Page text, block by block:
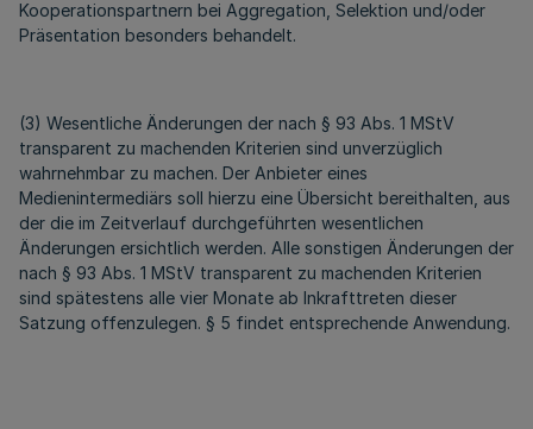
Kooperationspartnern bei Aggregation, Selektion und/oder
Präsentation besonders behandelt.
(3) Wesentliche Änderungen der nach § 93 Abs. 1 MStV
transparent zu machenden Kriterien sind unverzüglich
wahrnehmbar zu machen. Der Anbieter eines
Medienintermediärs soll hierzu eine Übersicht bereithalten, aus
der die im Zeitverlauf durchgeführten wesentlichen
Änderungen ersichtlich werden. Alle sonstigen Änderungen der
nach § 93 Abs. 1 MStV transparent zu machenden Kriterien
sind spätestens alle vier Monate ab Inkrafttreten dieser
Satzung offenzulegen. § 5 findet entsprechende Anwendung.